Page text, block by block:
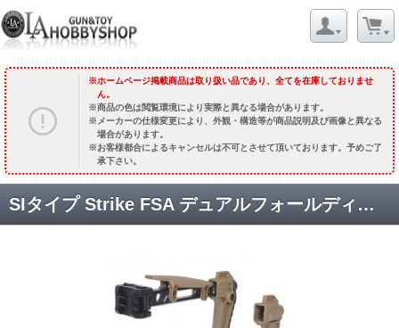
ホームページ掲載商品は取り扱い品であり、全てを在庫しておりませ
ん。
商品の色は閲覧環境により実際と異なる場合があります。
メーカーの仕様変更により、外観・構造等が商品説明及び画像と異なる
場合があります。
お客様都合によるキャンセルは不可とさせて頂いております。予めご了
承下さい。
SIタイプ Strike FSA デュアルフォールディングストック&スタビライザー [KW-ST-086-TAN] TANカラー [取寄]